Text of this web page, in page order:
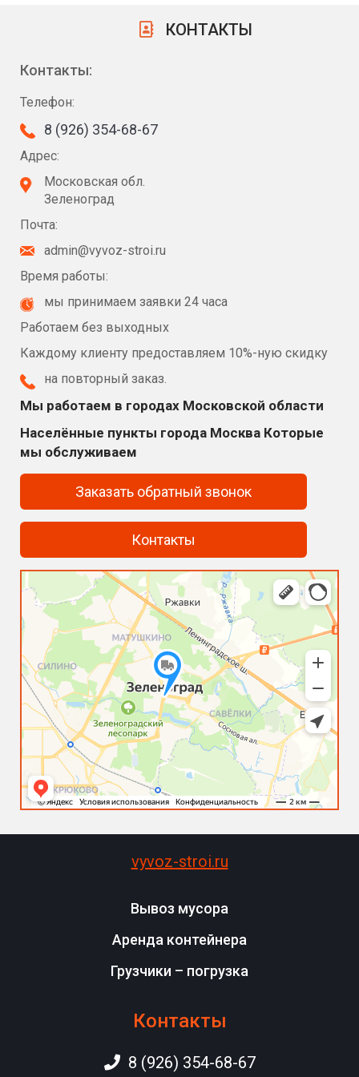
КОНТАКТЫ
Контакты:
Телефон:
8 (926) 354-68-67
Адрес:
Московская обл.
Зеленоград
Почта:
admin@vyvoz-stroi.ru
Время работы:
мы принимаем заявки 24 часа
Работаем без выходных
Каждому клиенту предоставляем 10%-ную скидку
на повторный заказ.
Мы работаем в городах Московской области
Населённые пункты города Москва Которые
мы обслуживаем
Заказать обратный звонок
Контакты
vyvoz-stroi.ru
Вывоз мусора
Аренда контейнера
Грузчики – погрузка
Контакты
8 (926) 354-68-67